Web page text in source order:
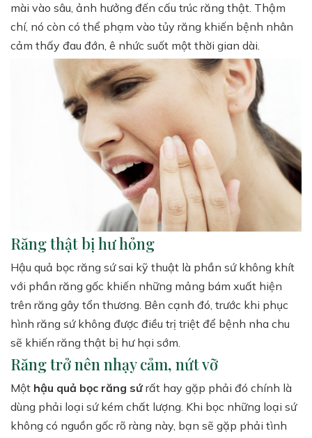
mài vào sâu, ảnh hưởng đến cấu trúc răng thật. Thậm
chí, nó còn có thể phạm vào tủy răng khiến bệnh nhân
cảm thấy đau đớn, ê nhức suốt một thời gian dài.
Răng thật bị hư hỏng
Hậu quả bọc răng sứ sai kỹ thuật là phần sứ không khít
với phần răng gốc khiến những mảng bám xuất hiện
trên răng gây tổn thương. Bên cạnh đó, trước khi phục
hình răng sứ không được điều trị triệt để bệnh nha chu
sẽ khiến răng thật bị hư hại sớm.
Răng trở nên nhạy cảm, nứt vỡ
Một hậu quả bọc răng sứrất hay gặp phải đó chính là
dùng phải loại sứ kém chất lượng. Khi bọc những loại sứ
không có nguồn gốc rõ ràng này, bạn sẽ gặp phải tình